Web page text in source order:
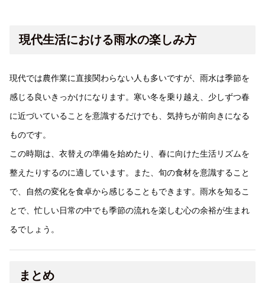
現代生活における雨水の楽しみ方
現代では農作業に直接関わらない人も多いですが、雨水は季節を
感じる良いきっかけになります。寒い冬を乗り越え、少しずつ春
に近づいていることを意識するだけでも、気持ちが前向きになる
ものです。
この時期は、衣替えの準備を始めたり、春に向けた生活リズムを
整えたりするのに適しています。また、旬の食材を意識すること
で、自然の変化を食卓から感じることもできます。雨水を知るこ
とで、忙しい日常の中でも季節の流れを楽しむ心の余裕が生まれ
るでしょう。
まとめ